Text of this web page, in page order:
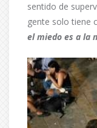
sentido de
gente solo tiene
el miedo es a la